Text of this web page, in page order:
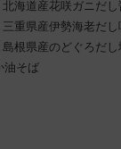
海道産花咲ガニだ
重県産伊勢海老だ
根県産のどぐろだ
油そば